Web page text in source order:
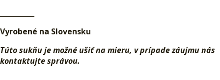
Vyrobené na Slovensku
Túto sukňu je možné ušiť na mieru, v prípade záujmu nás
kontaktujte správou.